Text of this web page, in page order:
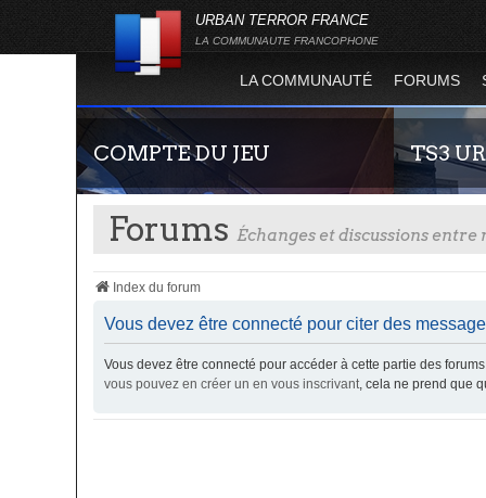
URBAN TERROR FRANCE
LA COMMUNAUTE FRANCOPHONE
LA COMMUNAUTÉ FORUMS
COMPTE DU JEU
Guide rapide concernant l'inscription sur le
site officiel du jeu. Créez ainsi votre compte
TS3
Envie de
Forums Échanges et discussions
Index du forum
Vous devez être connecté pour citer des
Vous devez être connecté pour accéder à cette partie des
vous pouvez en créer un en vous inscrivant, cela ne prend que